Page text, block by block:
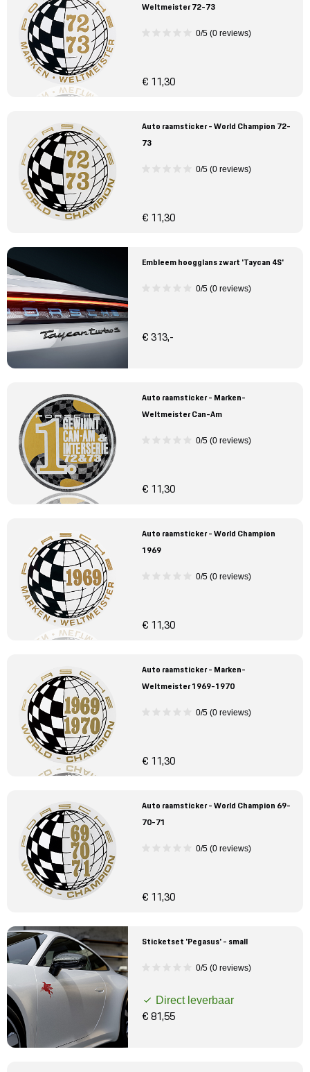
Weltmeister 72-73
0/5 (0 reviews)
€ 11,30
Auto raamsticker - World Champion 72-
73
0/5 (0 reviews)
€ 11,30
Embleem hoogglans zwart 'Taycan 4S'
0/5 (0 reviews)
€ 313,-
Auto raamsticker - Marken-
Weltmeister Can-Am
0/5 (0 reviews)
€ 11,30
Auto raamsticker - World Champion
1969
0/5 (0 reviews)
€ 11,30
Auto raamsticker - Marken-
Weltmeister 1969-1970
0/5 (0 reviews)
€ 11,30
Auto raamsticker - World Champion 69-
70-71
0/5 (0 reviews)
€ 11,30
Sticketset 'Pegasus' - small
0/5 (0 reviews)
Direct leverbaar
€ 81,55